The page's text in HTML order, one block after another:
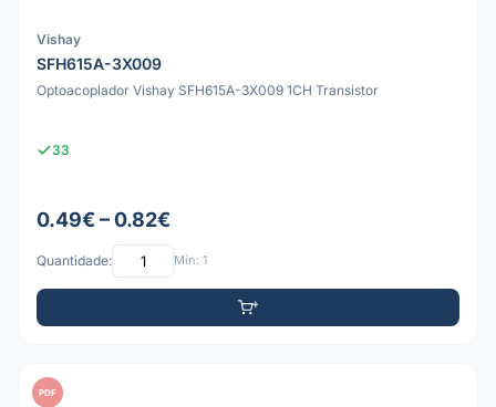
Vishay
SFH615A-3X009
Optoacoplador Vishay SFH615A-3X009 1CH Transistor
33
0.49€ – 0.82€
Quantidade: Mín: 1
PDF